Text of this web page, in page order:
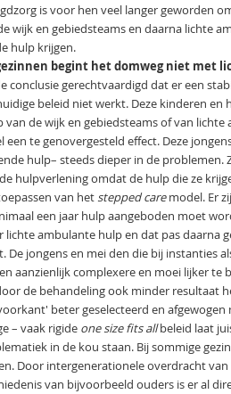
is voor hen veel langer geworden
wijk­ en gebiedsteams en daarna lichte
hulp krijgen.
begint het domweg niet met
conclusie gerechtvaardigd dat er een
beleid niet werkt. Deze kinderen en
van de wijk­ en gebiedsteams of van
een te­ genovergesteld effect. Deze
hulp– steeds dieper in de problemen.
hulpverlening omdat de hulp die ze
van het stepped caremodel. Er
een jaar hulp aangeboden moet
lichte ambulante hulp en dat pas daarna
De jongens en mei­ den die bij instanties
aanzienlijk complexere en moei­ lijker te
de behandeling ook minder resultaat
beter geselecteerd en
– vaak rigide­ one size fits allbeleid laat
in de kou staan. Bij sommige
Door intergenerationele over­dracht van
van bijvoorbeeld ouders is er al